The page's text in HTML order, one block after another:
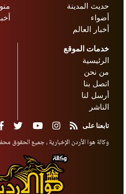
حديث المدينة
أضواء
أخبار العالم
خدمات الموقع
الرئيسية
من نحن
اتصل بنا
أرسل لنا
الناشر
تابعنا على
وكالة هوا الأردن الإخبارية ، جميع الحقوق